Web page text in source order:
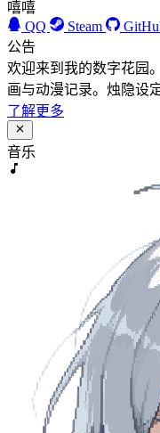
嘻嘻
QQ
Steam
公告
欢迎来到我的数字花园
画与动漫记录。烛隐设
了解更多
音乐